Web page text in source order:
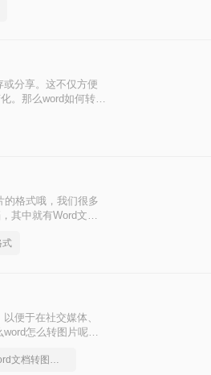
分享。这不仅方便
。那么word如何转图
的格式哦，我们很多
其中就有Word文
式
便于在社交媒体、
怎么转图片呢？
你知道怎么Word文档转图片吗？